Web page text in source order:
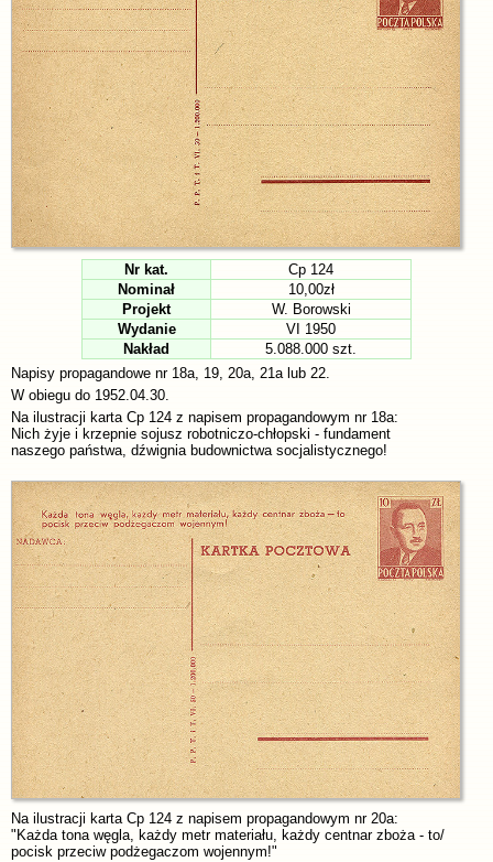
Nr kat.
Cp 124
Nominał
10,00zł
Projekt
W. Borowski
Wydanie
VI 1950
Nakład
5.088.000 szt.
Napisy propagandowe nr 18a, 19, 20a, 21a lub 22.
W obiegu do 1952.04.30.
Na ilustracji karta Cp 124 z napisem propagandowym nr 18a:
Nich żyje i krzepnie sojusz robotniczo-chłopski - fundament
naszego państwa, dźwignia budownictwa socjalistycznego!
Na ilustracji karta Cp 124 z napisem propagandowym nr 20a:
"Każda tona węgla, każdy metr materiału, każdy centnar zboża - to/
pocisk przeciw podżegaczom wojennym!"